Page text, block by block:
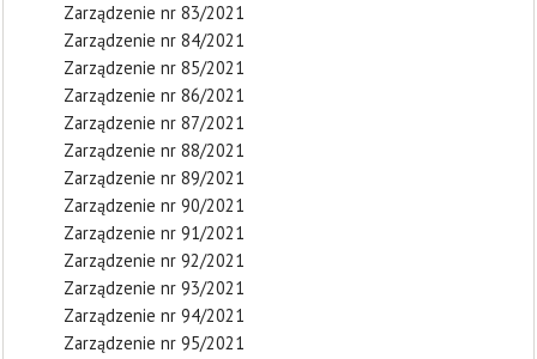
Zarządzenie nr 83/2021
Zarządzenie nr 84/2021
Zarządzenie nr 85/2021
Zarządzenie nr 86/2021
Zarządzenie nr 87/2021
Zarządzenie nr 88/2021
Zarządzenie nr 89/2021
Zarządzenie nr 90/2021
Zarządzenie nr 91/2021
Zarządzenie nr 92/2021
Zarządzenie nr 93/2021
Zarządzenie nr 94/2021
Zarządzenie nr 95/2021